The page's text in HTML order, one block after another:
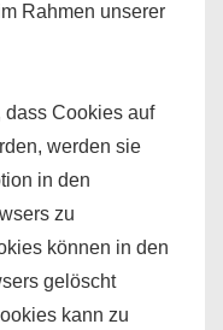
Rahmen unserer
dass Cookies auf
werden sie
in den
zu
können in den
gelöscht
kann zu